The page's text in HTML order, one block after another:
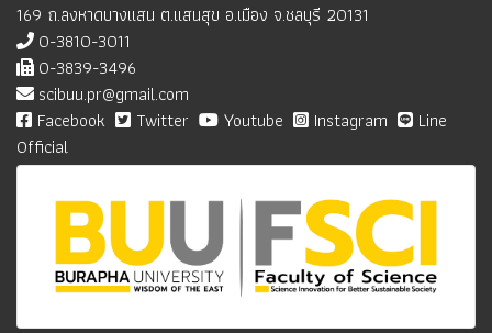
169 ถ.ลงหาดบางแสน ต.แสนสุข อ.เมือง จ.ชลบุรี 20131
0-3810-3011
0-3839-3496
scibuu.pr@gmail.com
Facebook
Twitter Youtube Instagram
Line
Official